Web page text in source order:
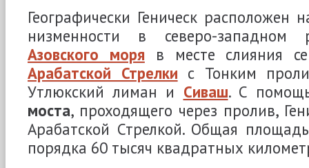
Географически Геническ расположен
низменности в северо-западном
Азовского моря в месте слияния
Арабатской Стрелки с Тонким
Утлюкский лиман и Сиваш. С
моста, проходящего через пролив,
Арабатской Стрелкой. Общая
порядка 60 тысяч квадратных